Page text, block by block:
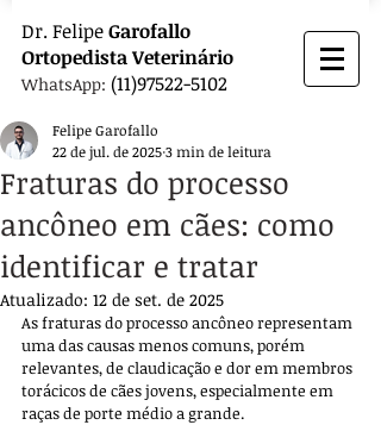
Dr. FelipeGarofallo
OrtopedistaVeterinário
WhatsApp: (11)97522-5102
Fraturas do processo
ancôneo em cães: como
identificar e tratar
Felipe Garofallo
22 de jul. de 20253 min de leitura
Atualizado: 12 de set. de 2025
As fraturas do processo ancôneo representam
uma das causas menos comuns, porém
relevantes, de claudicação e dor em membros
torácicos de cães jovens, especialmente em
raças de porte médio a grande.